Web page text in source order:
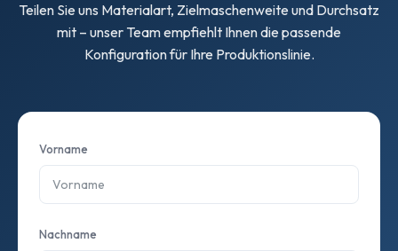
Teilen Sie uns Materialart, Zielmaschenweite und Durchsatz
mit – unser Team empfiehlt Ihnen die passende
Konfiguration für Ihre Produktionslinie.
Vorname
Nachname